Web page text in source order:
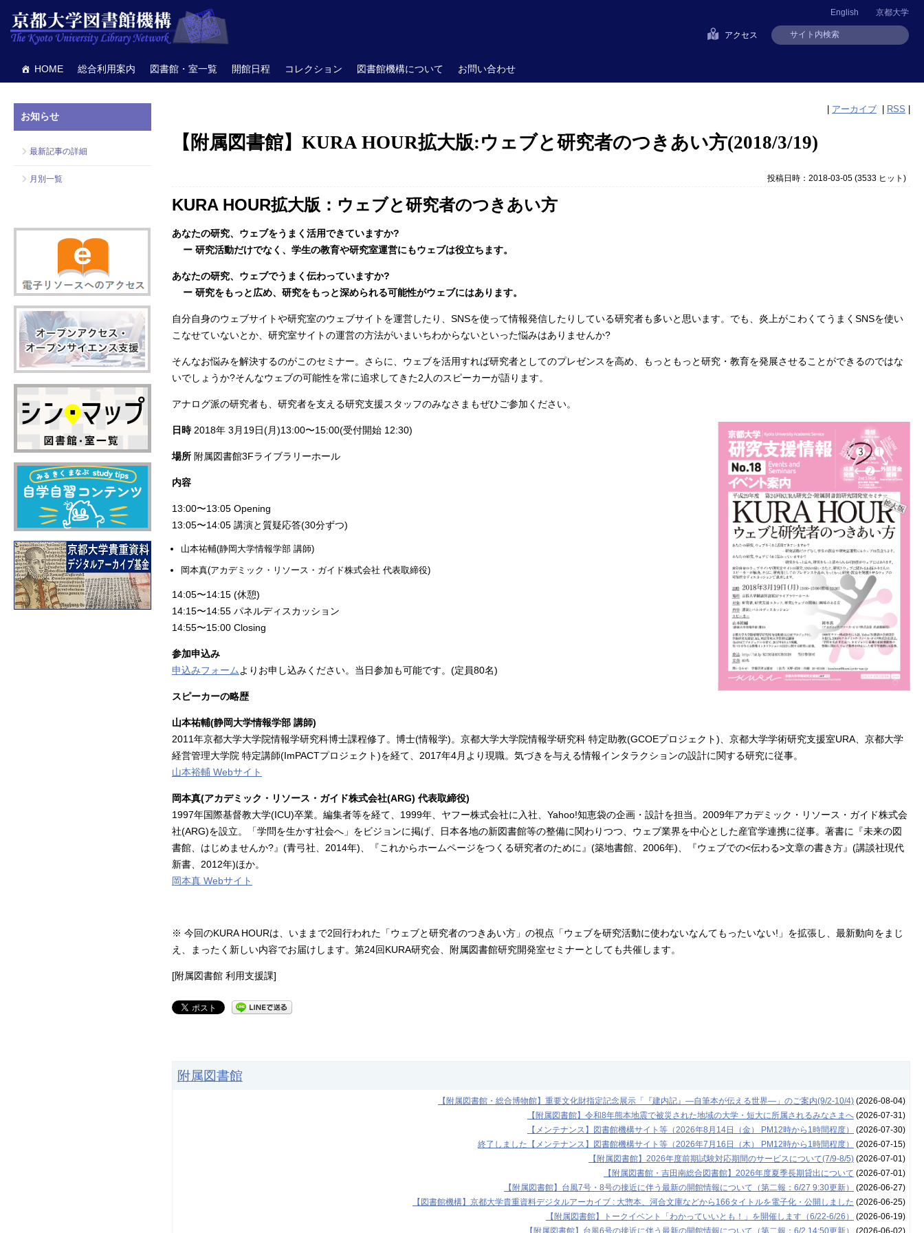
京都大学
English
アクセス
HOME 総合利用案内 図書館・室一覧 開館日程 コレクション 図書館機構について お問い合わせ
| アーカイブ | RSS |
【附属図書館】KURA HOUR拡大版:ウェブと研究者のつきあい方(2018/3/19)
投稿日時：2018-03-05(3533 ヒット )
KURA HOUR拡大版：ウェブと研究者のつきあい方
あなたの研究、ウェブをうまく活用できていますか?
ー 研究活動だけでなく、学生の教育や研究室運営にもウェブは役立ちます。
あなたの研究、ウェブでうまく伝わっていますか?
ー 研究をもっと広め、研究をもっと深められる可能性がウェブにはあります。
自分自身のウェブサイトや研究室のウェブサイトを運営したり、SNSを使って情報発信したりしている研究者も多いと思います。でも、炎上がこわくてうまくSNSを使い
こなせていないとか、研究室サイトの運営の方法がいまいちわからないといった悩みはありませんか?
そんなお悩みを解決するのがこのセミナー。さらに、ウェブを活用すれば研究者としてのプレゼンスを高め、もっともっと研究・教育を発展させることができるのではな
いでしょうか?そんなウェブの可能性を常に追求してきた2人のスピーカーが語ります。
アナログ派の研究者も、研究者を支える研究支援スタッフのみなさまもぜひご参加ください。
日時 2018年 3月19日(月)13:00〜15:00(受付開始 12:30)
場所 附属図書館3Fライブラリーホール
内容
13:00〜13:05 Opening
13:05〜14:05 講演と質疑応答(30分ずつ)
山本祐輔(静岡大学情報学部 講師)
岡本真(アカデミック・リソース・ガイド株式会社 代表取締役)
14:05〜14:15 (休憩)
14:15〜14:55 パネルディスカッション
14:55〜15:00 Closing
参加申込み
申込みフォームよりお申し込みください。当日参加も可能です。(定員80名)
スピーカーの略歴
山本祐輔(静岡大学情報学部 講師)
2011年京都大学大学院情報学研究科博士課程修了。博士(情報学)。京都大学大学院情報学研究科 特定助教(GCOEプロジェクト)、京都大学学術研究支援室URA、京都大学
経営管理大学院 特定講師(ImPACTプロジェクト)を経て、2017年4月より現職。気づきを与える情報インタラクションの設計に関する研究に従事。
山本裕輔 Webサイト
岡本真(アカデミック・リソース・ガイド株式会社(ARG) 代表取締役)
1997年国際基督教大学(ICU)卒業。編集者等を経て、1999年、ヤフー株式会社に入社、Yahoo!知恵袋の企画・設計を担当。2009年アカデミック・リソース・ガイド株式会
社(ARG)を設立。「学問を生かす社会へ」をビジョンに掲げ、日本各地の新図書館等の整備に関わりつつ、ウェブ業界を中心とした産官学連携に従事。著書に『未来の図
書館、はじめませんか?』(青弓社、2014年)、『これからホームページをつくる研究者のために』(築地書館、2006年)、『ウェブでの<伝わる>文章の書き方』(講談社現代
新書、2012年)ほか。
岡本真 Webサイト
※ 今回のKURA HOURは、いままで2回行われた「ウェブと研究者のつきあい方」の視点「ウェブを研究活動に使わないなんてもったいない!」を拡張し、最新動向をまじ
え、まったく新しい内容でお届けします。第24回KURA研究会、附属図書館研究開発室セミナーとしても共催します。
[附属図書館 利用支援課]
附属図書館
【附属図書館・総合博物館】重要文化財指定記念展示「『建内記』―自筆本が伝える世界―」のご案内(9/2-10/4)(2026-08-04)
【附属図書館】令和8年熊本地震で被災された地域の大学・短大に所属されるみなさまへ(2026-07-31)
【メンテナンス】図書館機構サイト等（2026年8月14日（金） PM12時から1時間程度）
(2026-07-30)
終了しました【メンテナンス】図書館機構サイト等（2026年7月16日（木） PM12時から1時間程度）
(2026-07-15)
【附属図書館】2026年度前期試験対応期間のサービスについて(7/9-8/5)(2026-07-01)
【附属図書館・吉田南総合図書館】2026年度夏季長期貸出について (2026-07-01)
【附属図書館】台風7号・8号の接近に伴う最新の開館情報について（第二報：6/27 9:30更新）
(2026-06-27)
【図書館機構】京都大学貴重資料デジタルアーカイブ : 大惣本、河合文庫などから166タイトルを電子化・公開しました (2026-06-25)
【附属図書館】トークイベント「わかっていいとも！」を開催します（6/22-6/26）
(2026-06-19)
お知らせ
最新記事の詳細
月別一覧